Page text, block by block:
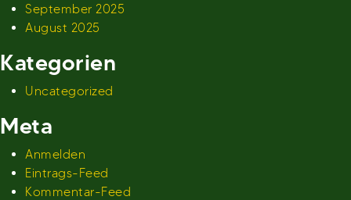
September 2025
August 2025
Kategorien
Uncategorized
Meta
Anmelden
Eintrags-Feed
Kommentar-Feed